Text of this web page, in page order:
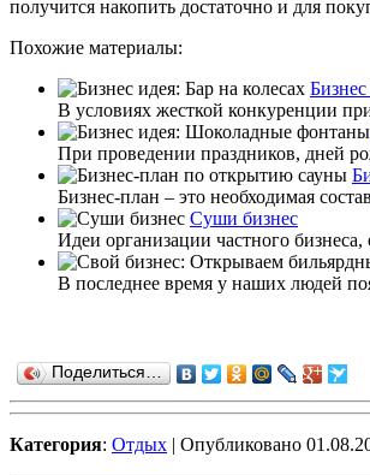
получится накопить достаточно и для
Похожие материалы:
В условиях жесткой конкуренции
При проведении праздников, дней
Бизнес-план – это необходимая
Суши бизнес
Идеи организации частного
В последнее время у наших людей
Поделиться…
Категория: Отдых | Опубликовано